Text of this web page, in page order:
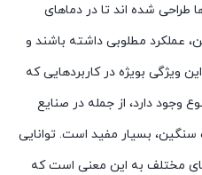
طراحی شده اند تا در دماهای
عملکرد مطلوبی داشته باشند و
ویژگی بویژه در کاربردهایی که
وجود دارد، از جمله در صنایع
سنگین، بسیار مفید است. توانایی
مختلف به این معنی است که